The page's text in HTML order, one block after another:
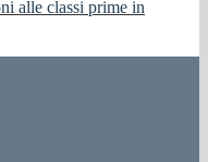
alle classi prime in